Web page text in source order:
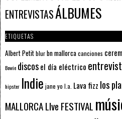
ENTREVISTASÁLBUMES
ETIQUETAS
Albert Petitblurbn mallorcacanciones
Bowie discosel día eléctrico
hipster Indie jane yo l.a. Lava fizz los
MALLORCA LIve FESTIVAL